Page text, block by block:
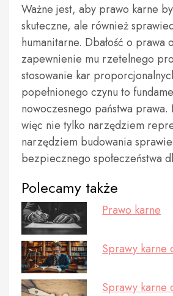
Ważne jest, aby prawo karne
skuteczne, ale również
humanitarne. Dbałość o prawa
zapewnienie mu rzetelnego
stosowanie kar
popełnionego czynu to
nowoczesnego państwa prawa.
więc nie tylko narzędziem
narzędziem budowania
bezpiecznego społeczeństwa
Polecamy także
Prawo karne
Sprawy karne
Sprawy karne